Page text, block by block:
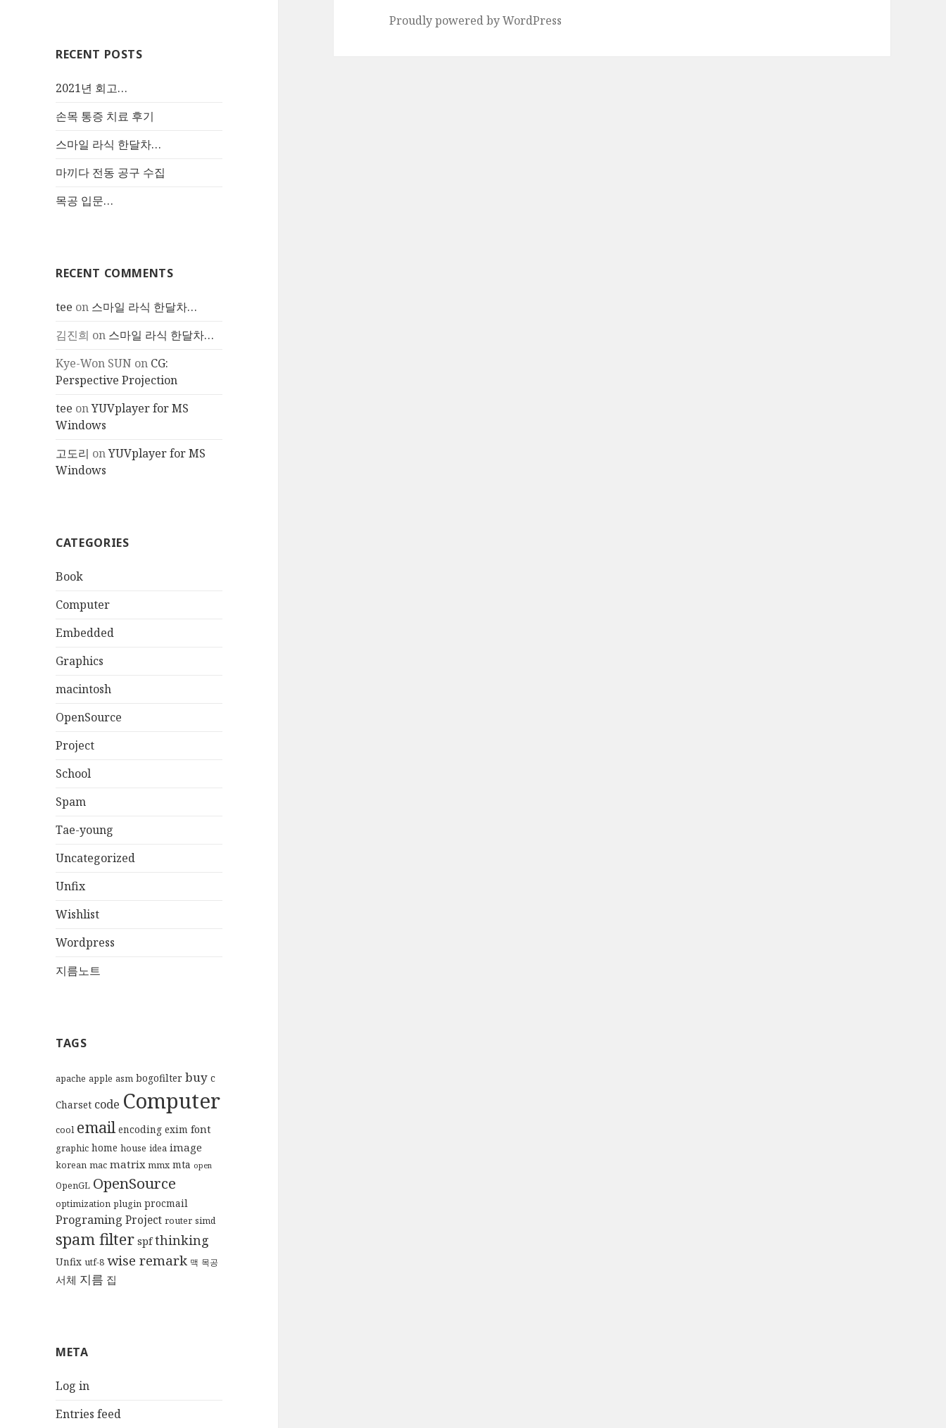
RECENT POSTS
2021년 회고…
손목 통증 치료 후기
스마일 라식 한달차…
마끼다 전동 공구 수집
목공 입문…
RECENT COMMENTS
tee on 스마일 라식 한달차…
김진희 on 스마일 라식 한달차…
Kye-Won SUN on CG:
Perspective Projection
tee onYUVplayer for MS
Windows
고도리 onYUVplayer for MS
Windows
CATEGORIES
Book
Computer
Embedded
Graphics
macintosh
OpenSource
Project
School
Spam
Tae-young
Uncategorized
Unfix
Wishlist
Wordpress
지름노트
TAGS
apache apple asm bogofilter buy c
Charset code Computer
cool email encoding exim font
graphic home house idea image
korean mac matrix mmx mta open
OpenGL OpenSource
optimization plugin procmail
Programing Project router simd
spam filter spf thinking
Unfix utf-8 wise remark 맥 목공
서체 지름 집
META
Log in
Entries feed
Proudly powered by WordPress